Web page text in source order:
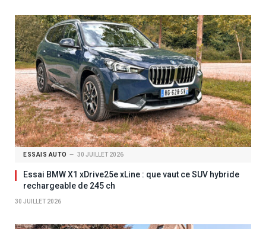
ESSAIS AUTO 30 JUILLET 2026
Essai BMW X1 xDrive25e xLine : que vaut ce SUV hybride
rechargeable de 245 ch
30 JUILLET 2026